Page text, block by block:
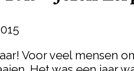
Voor veel mensen